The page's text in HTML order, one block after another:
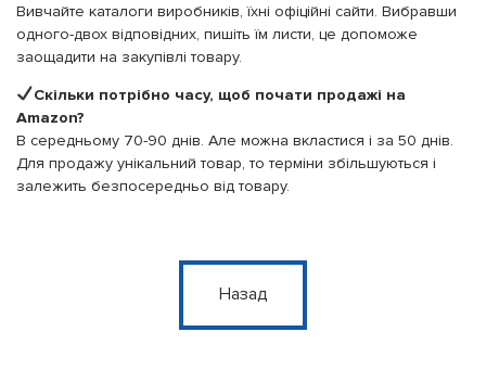
Вивчайте каталоги виробників, їхні офіційні сайти. Вибравши
одного-двох відповідних, пишіть їм листи, це допоможе
заощадити на закупівлі товару.
Скільки потрібно часу, щоб почати продажі на
Amazon?
В середньому 70-90 днів. Але можна вкластися і за 50 днів.
Для продажу унікальний товар, то терміни збільшуються і
залежить безпосередньо від товару.
Назад